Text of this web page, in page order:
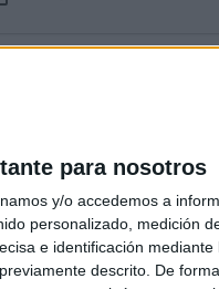
para nosotros
y/o accedemos a
personalizado, medición
e identificación
descrito. De